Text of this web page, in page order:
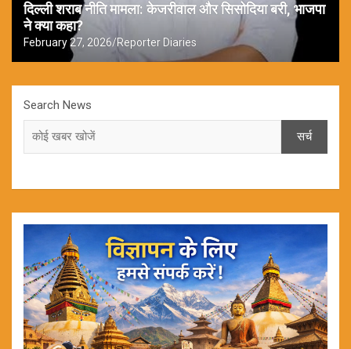
दिल्ली शराब नीति मामला: केजरीवाल और सिसोदिया बरी, भाजपा
ने क्या कहा?
February 27, 2026 Reporter Diaries
Search News
सर्च